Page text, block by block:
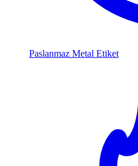
Paslanmaz Metal Etiket